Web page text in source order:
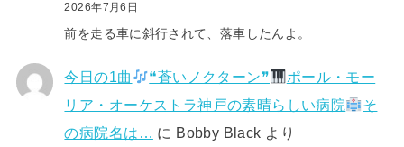
2026年7月6日
前を走る車に斜行されて、落車したんよ。
今日の1曲 ❝蒼いノクターン❞
ポール・モー
リア・オーケストラ神戸の素晴らしい病院
そ
の病院名は… に Bobby Black より